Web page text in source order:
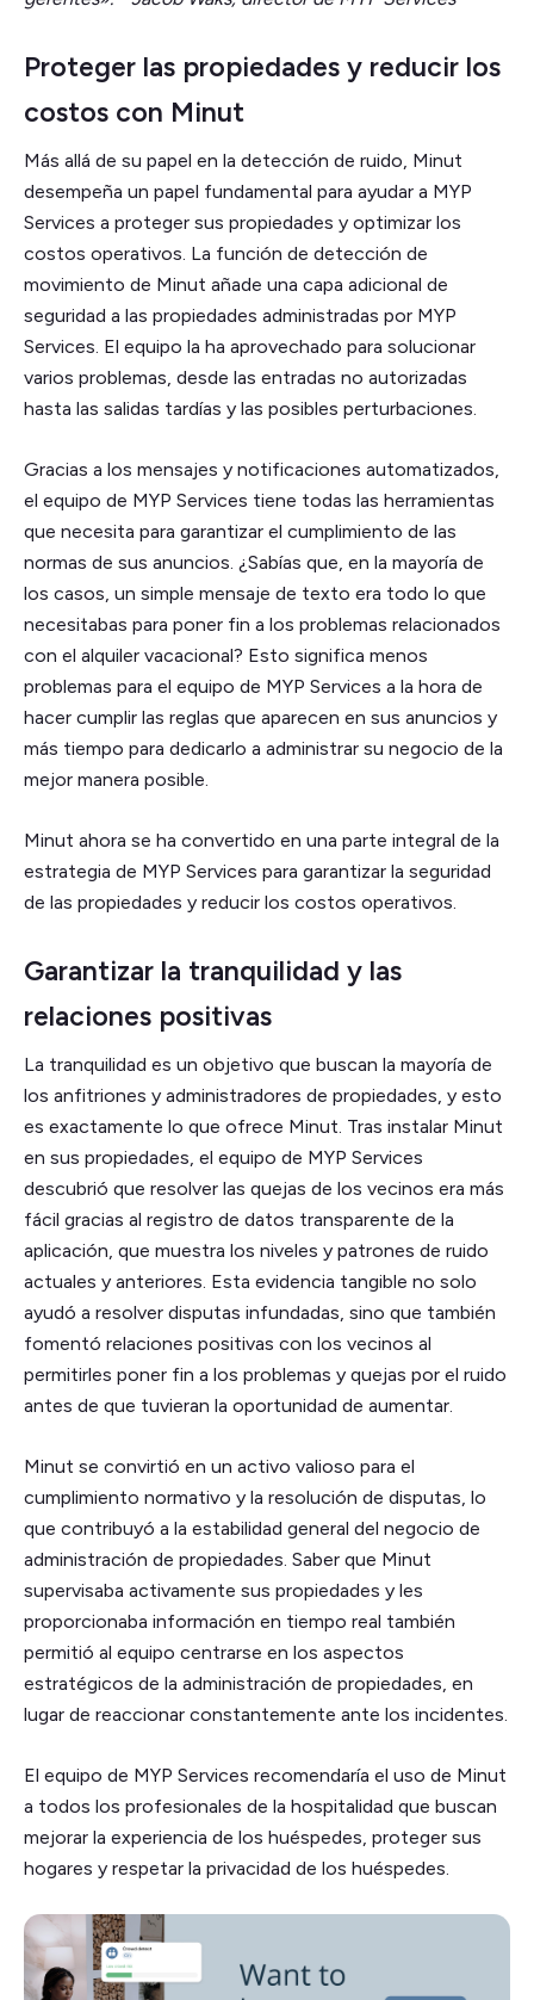
Proteger las propiedades y reducir los
costos con Minut
Más allá de su papel en la detección de ruido, Minut
desempeña un papel fundamental para ayudar a MYP
Services a proteger sus propiedades y optimizar los
costos operativos. La función de detección de
movimiento de Minut añade una capa adicional de
seguridad a las propiedades administradas por MYP
Services. El equipo la ha aprovechado para solucionar
varios problemas, desde las entradas no autorizadas
hasta las salidas tardías y las posibles perturbaciones.
Gracias a los mensajes y notificaciones automatizados,
el equipo de MYP Services tiene todas las herramientas
que necesita para garantizar el cumplimiento de las
normas de sus anuncios. ¿Sabías que, en la mayoría de
los casos, un simple mensaje de texto era todo lo que
necesitabas para poner fin a los problemas relacionados
con el alquiler vacacional? Esto significa menos
problemas para el equipo de MYP Services a la hora de
hacer cumplir las reglas que aparecen en sus anuncios y
más tiempo para dedicarlo a administrar su negocio de la
mejor manera posible.
Minut ahora se ha convertido en una parte integral de la
estrategia de MYP Services para garantizar la seguridad
de las propiedades y reducir los costos operativos.
Garantizar la tranquilidad y las
relaciones positivas
La tranquilidad es un objetivo que buscan la mayoría de
los anfitriones y administradores de propiedades, y esto
es exactamente lo que ofrece Minut. Tras instalar Minut
en sus propiedades, el equipo de MYP Services
descubrió que resolver las quejas de los vecinos era más
fácil gracias al registro de datos transparente de la
aplicación, que muestra los niveles y patrones de ruido
actuales y anteriores. Esta evidencia tangible no solo
ayudó a resolver disputas infundadas, sino que también
fomentó relaciones positivas con los vecinos al
permitirles poner fin a los problemas y quejas por el ruido
antes de que tuvieran la oportunidad de aumentar.
Minut se convirtió en un activo valioso para el
cumplimiento normativo y la resolución de disputas, lo
que contribuyó a la estabilidad general del negocio de
administración de propiedades. Saber que Minut
supervisaba activamente sus propiedades y les
proporcionaba información en tiempo real también
permitió al equipo centrarse en los aspectos
estratégicos de la administración de propiedades, en
lugar de reaccionar constantemente ante los incidentes.
El equipo de MYP Services recomendaría el uso de Minut
a todos los profesionales de la hospitalidad que buscan
mejorar la experiencia de los huéspedes, proteger sus
hogares y respetar la privacidad de los huéspedes.